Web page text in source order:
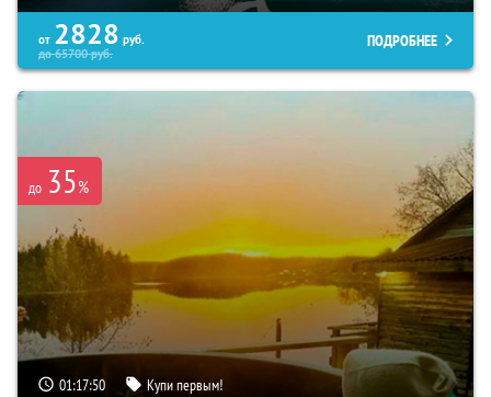
от 2828 руб.
до65700руб.
ПОДРОБНЕЕ
до 35%
01:17:49 Купи первым!